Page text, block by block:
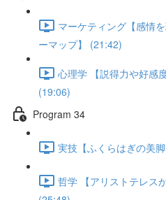
マーケティング【感情
ーマップ】 (21:42)
心理学 【説得力や好感
(19:06)
Program 34
実技【ふくらはぎの美
哲学 【アリストテレス